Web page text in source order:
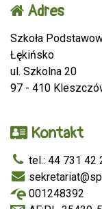
Adres
Szkoła
Łękińsko
ul. Szkolna 20
97 - 410
Kontakt
tel.: 44 731 42
001248392